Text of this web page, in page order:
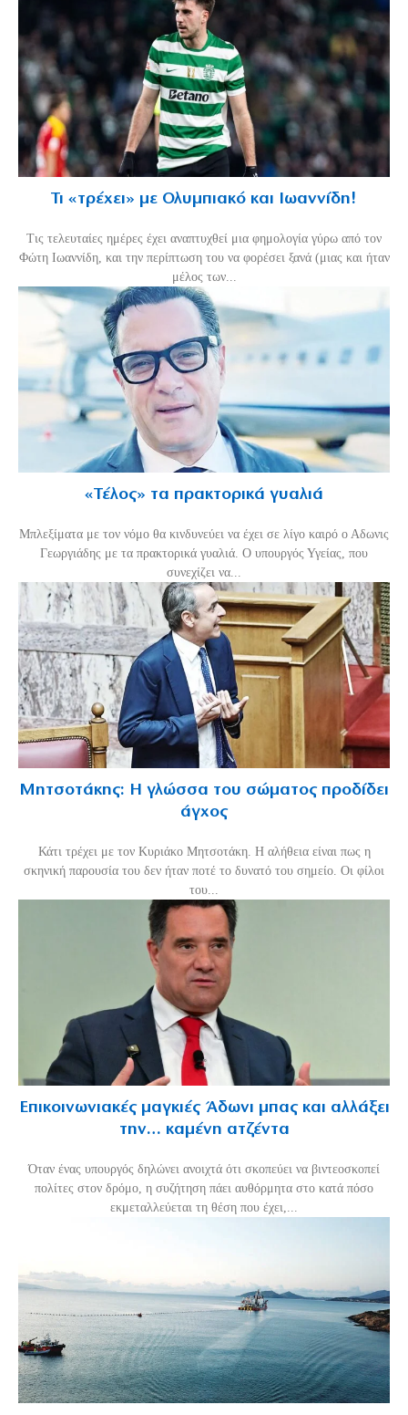
Τι «τρέχει» με Ολυμπιακό και Ιωαννίδη!
Τις τελευταίες ημέρες έχει αναπτυχθεί μια φημολογία γύρω από τον
Φώτη Ιωαννίδη, και την περίπτωση του να φορέσει ξανά (μιας και ήταν
μέλος των...
«Τέλος» τα πρακτορικά γυαλιά
Μπλεξίματα με τον νόμο θα κινδυνεύει να έχει σε λίγο καιρό ο Αδωνις
Γεωργιάδης με τα πρακτορικά γυαλιά. Ο υπουργός Υγείας, που
συνεχίζει να...
Μητσοτάκης: Η γλώσσα του σώματος προδίδει
άγχος
Κάτι τρέχει με τον Κυριάκο Μητσοτάκη. Η αλήθεια είναι πως η
σκηνική παρουσία του δεν ήταν ποτέ το δυνατό του σημείο. Οι φίλοι
του...
Επικοινωνιακές μαγκιές Άδωνι μπας και αλλάξει
την… καμένη ατζέντα
Όταν ένας υπουργός δηλώνει ανοιχτά ότι σκοπεύει να βιντεοσκοπεί
πολίτες στον δρόμο, η συζήτηση πάει αυθόρμητα στο κατά πόσο
εκμεταλλεύεται τη θέση που έχει,...